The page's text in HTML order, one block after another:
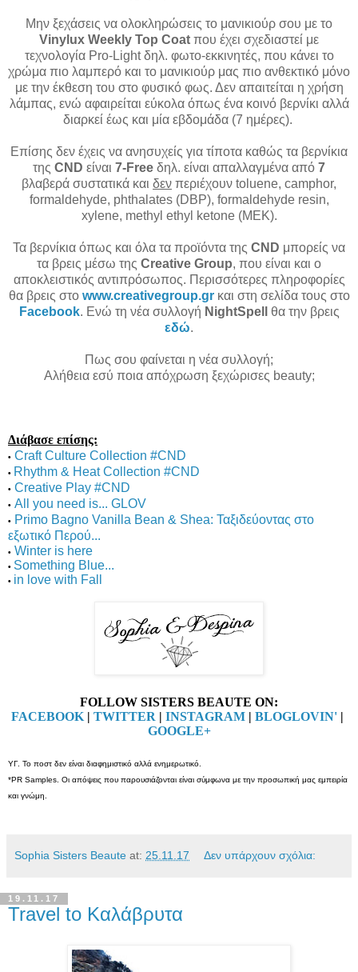
Μην ξεχάσεις να ολοκληρώσεις το μανικιούρ σου με το
Vinylux Weekly Top Coat που έχει σχεδιαστεί με
τεχνολογία Pro-Light δηλ. φωτο-εκκινητές, που κάνει το
χρώμα πιο λαμπερό και το μανικιούρ μας πιο ανθεκτικό μόνο
με την έκθεση του στο φυσικό φως. Δεν απαιτείται η χρήση
λάμπας, ενώ αφαιρείται εύκολα όπως ένα κοινό βερνίκι αλλά
διαρκεί έως και μία εβδομάδα (7 ημέρες).
Επίσης δεν έχεις να ανησυχείς για τίποτα καθώς τα βερνίκια
της CND είναι 7-Free δηλ. είναι απαλλαγμένα από 7
βλαβερά συστατικά και δεν περιέχουν toluene, camphor,
formaldehyde, phthalates (DBP), formaldehyde resin,
xylene, methyl ethyl ketone (MEK).
Τα βερνίκια όπως και όλα τα προϊόντα της CND μπορείς να
τα βρεις μέσω της Creative Group, που είναι και ο
αποκλειστικός αντιπρόσωπος. Περισσότερες πληροφορίες
θα βρεις στο www.creativegroup.grκαι στη σελίδα τους στο
Facebook. Ενώ τη νέα συλλογή NightSpell
θα την βρεις
εδώ.
Πως σου φαίνεται η νέα συλλογή;
Αλήθεια εσύ ποια απόχρωση ξεχώρισες beauty;
Διάβασε επίσης:
• Craft Culture Collection #CND
• Rhythm & Heat Collection #CND
• Creative Play #CND
• All you need is... GLOV
• Primo Bagno Vanilla Bean & Shea: Ταξιδεύοντας στο
εξωτικό Περού...
• Winter is here
• Something Blue...
• in love with Fall
FOLLOW SISTERS BEAUTE ON:
FACEBOOK| TWITTER | INSTAGRAM | BLOGLOVIN' |
GOOGLE+
ΥΓ. Το ποστ δεν είναι διαφημιστικό αλλά ενημερωτικό.
*PR Samples. Οι απόψεις που παρουσιάζονται είναι σύμφωνα με την προσωπική μας εμπειρία
και γνώμη.
Sophia Sisters Beaute at: 25.11.17 Δεν υπάρχουν σχόλια:
19.11.17
Travel to Καλάβρυτα